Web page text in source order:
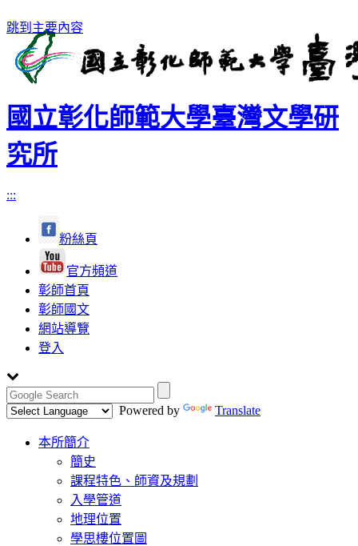
跳到主要內容
國立彰化師範大學臺灣文學研
究所
:::
粉絲頁
官方頻道
彰師首頁
彰師國文
網站導覽
登入
Powered by
Translate
Toggle
navigation
本所簡介
簡史
課程特色、師資及規劃
入學管道
地理位置
學思樓位置圖